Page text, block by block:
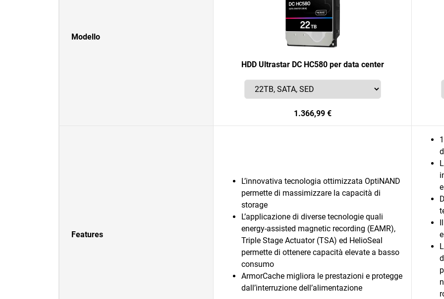
Modello
HDD Ultrastar DC HC580 per data center
1.366,99 €
Features
L’innovativa tecnologia ottimizzata OptiNAND
permette di massimizzare la capacità di
storage
L’applicazione di diverse tecnologie quali
energy-assisted magnetic recording (EAMR),
Triple Stage Actuator (TSA) ed HelioSeal
permette di ottenere capacità elevate a basso
consumo
ArmorCache migliora le prestazioni e protegge
dall’interruzione dell’alimentazione